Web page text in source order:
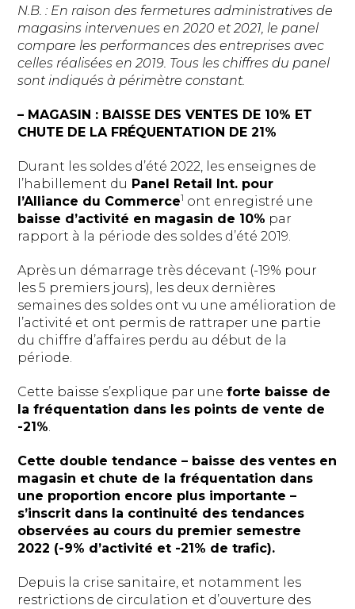
N.B. : En raison des fermetures administratives de
magasins intervenues en 2020 et 2021, le panel
compare les performances des entreprises avec
celles réalisées en 2019. Tous les chiffres du panel
sont indiqués à périmètre constant.
– MAGASIN : BAISSE DES VENTES DE 10% ET
CHUTE DE LA FRÉQUENTATION DE 21%
Durant les soldes d’été 2022, les enseignes de
l’habillement du Panel Retail Int. pour
l’Alliance du Commerce1 ont enregistré une
baisse d’activité en magasin de 10% par
rapport à la période des soldes d’été 2019.
Après un démarrage très décevant (-19% pour
les 5 premiers jours), les deux dernières
semaines des soldes ont vu une amélioration de
l’activité et ont permis de rattraper une partie
du chiffre d’affaires perdu au début de la
période.
Cette baisse s’explique par uneforte baisse de
la fréquentation dans les points de vente de
-21%.
Cette double tendance – baisse des ventes en
magasin et chute de la fréquentation dans
une proportion encore plus importante –
s’inscrit dans la continuité des tendances
observées au cours du premier semestre
2022 (-9% d’activité et -21% de trafic).
Depuis la crise sanitaire, et notamment les
restrictions de circulation et d’ouverture des